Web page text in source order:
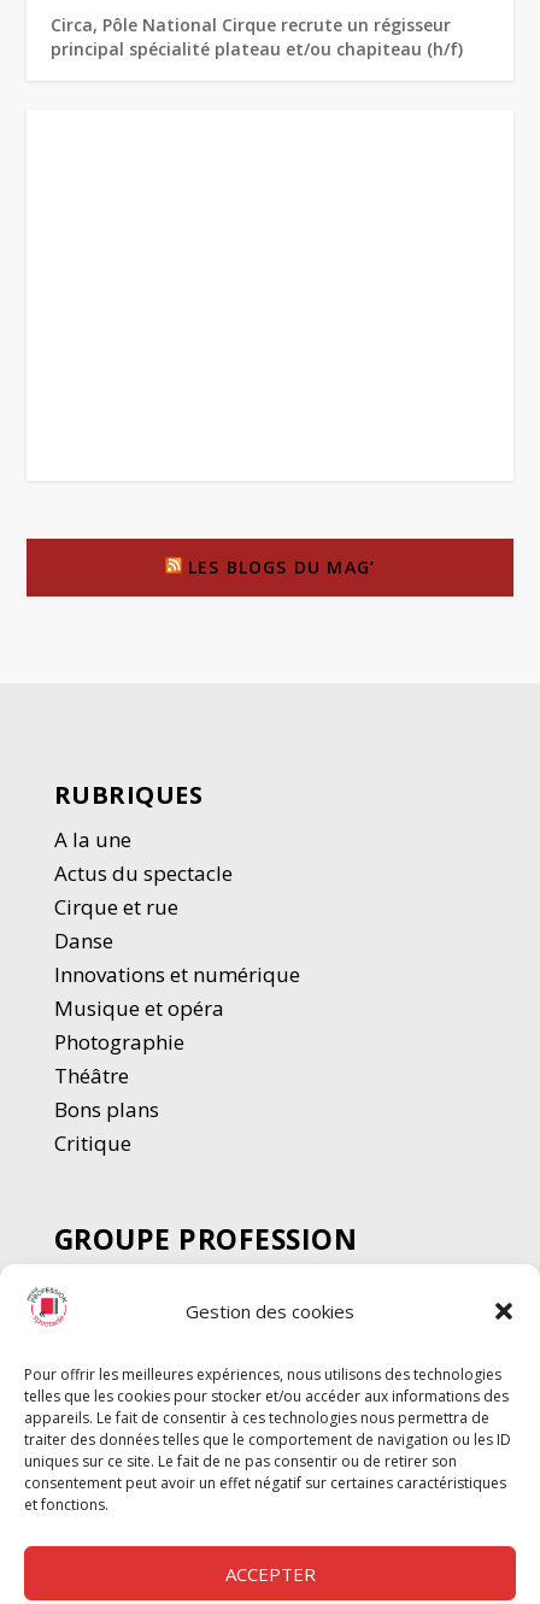
Gestion des cookies
Pour offrir les meilleures expériences, nous utilisons des technologies
telles que les cookies pour stocker et/ou accéder aux informations des
appareils. Le fait de consentir à ces technologies nous permettra de
traiter des données telles que le comportement de navigation ou les ID
uniques sur ce site. Le fait de ne pas consentir ou de retirer son
consentement peut avoir un effet négatif sur certaines caractéristiques
et fonctions.
ACCEPTER
Circa, Pôle National Cirque recrute un régisseur
principal spécialité plateau et/ou chapiteau (h/f)
LES BLOGS DU MAG’
RUBRIQUES
A la une
Actus du spectacle
Cirque et rue
Danse
Innovations et numérique
Musique et opéra
Photographie
Théâtre
Bons plans
Critique
GROUPE PROFESSION
SPECTACLE
Chèque Intermittents
Chèque Compta
Chèque Emploi Spectacle
G-Pods
Profession Audio-visuel